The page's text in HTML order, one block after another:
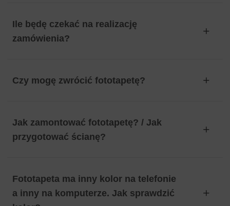
Ile będę czekać na realizację
zamówienia?
Czy mogę zwrócić fototapetę?
Jak zamontować fototapetę? / Jak
przygotować ścianę?
Fototapeta ma inny kolor na telefonie
a inny na komputerze. Jak sprawdzić